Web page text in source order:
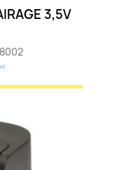
3,5V
HT